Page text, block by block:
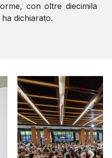
con oltre diecimila
dichiarato.